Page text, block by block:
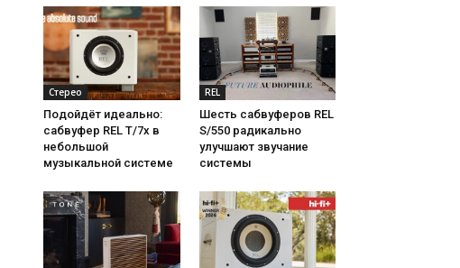
Стерео
Подойдёт идеально:
сабвуфер REL T/7x в
небольшой
музыкальной системе
REL
Шесть сабвуферов REL
S/550 радикально
улучшают звучание
системы